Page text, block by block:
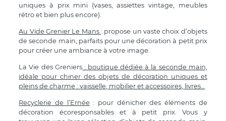
uniques à prix mini (vases, assiettes vintage, meubles
rétro et bien plus encore).
Au Vide Grenier Le Mans : propose un vaste choix d’objets
de seconde main, parfaits pour une décoration à petit prix
pour créer une ambiance à votre image.
La Vie des Greniers: boutique dédiée à la seconde main,
idéale pour chiner des objets de décoration uniques et
pleins de charme : vaisselle, mobilier et accessoires, livres…
Recyclerie de l’Ernée : pour dénicher des éléments de
décoration écoresponsables et à petit prix. Vous y